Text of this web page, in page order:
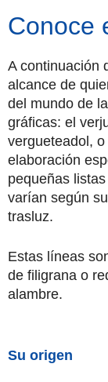
Conoce
A continuación
alcance de
del mundo de
gráficas: el
vergueteadol,
elaboración
pequeñas
varían según
trasluz.
Estas líneas
de filigrana o
alambre.
Su origen